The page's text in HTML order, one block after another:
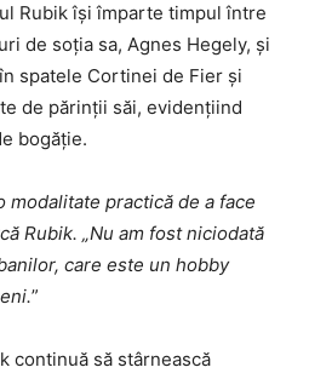
Rubik își împarte timpul între
de soția sa, Agnes Hegely, și
spatele Cortinei de Fier și
de părinții săi, evidențiind
bogăție.
modalitate practică de a face
Rubik. „Nu am fost niciodată
care este un hobby
”
continuă să stârnească